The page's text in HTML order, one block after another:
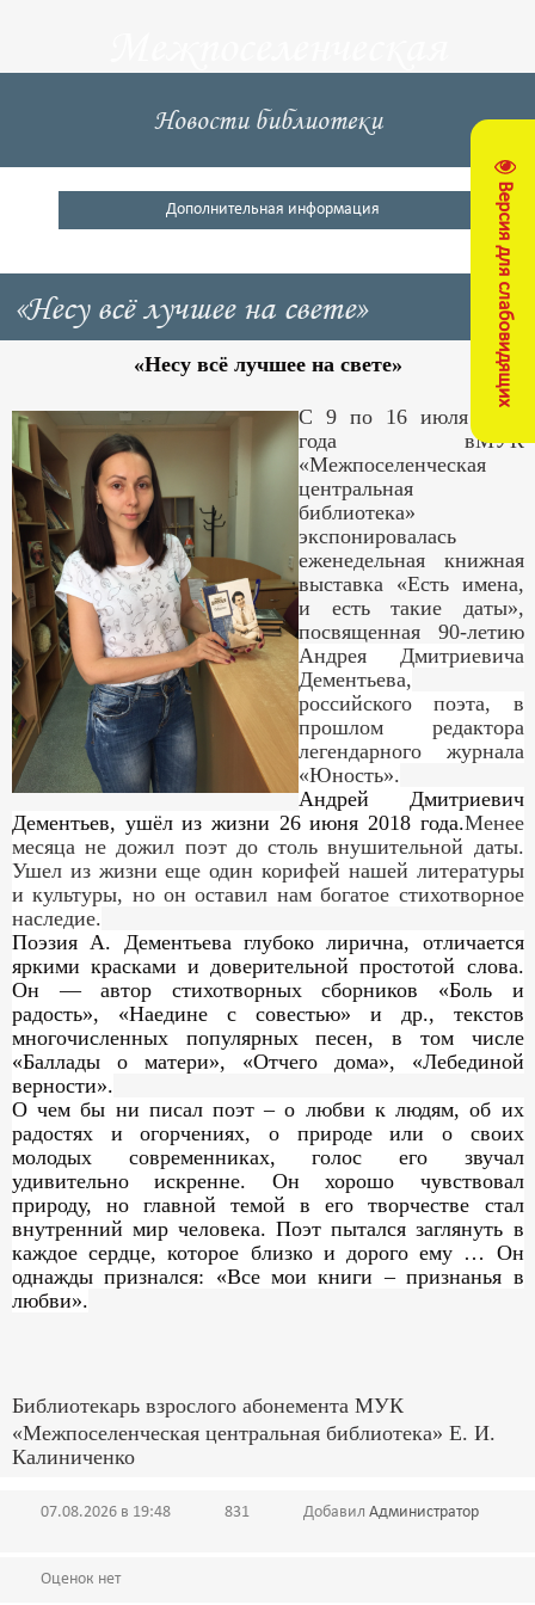
Версия для слабовидящих
центральная
библиотека
Кущевский район
Новости библиотеки
Дополнительная информация
«Несу всё лучшее на свете»
«Несу всё лучшее на свете»
С 9 по 16 июля 2018
года вМУК
«Межпоселенческая
центральная
библиотека»
экспонировалась
еженедельная книжная
выставка «Есть имена,
и есть такие даты»,
посвященная 90-летию
Андрея Дмитриевича
Дементьева,
российского поэта, в
прошлом редактора
легендарного журнала
«Юность».
Андрей Дмитриевич
Дементьев, ушёл из жизни 26 июня 2018 года.Менее
месяца не дожил поэт до столь внушительной даты.
Ушел из жизни еще один корифей нашей литературы
и культуры, но он оставил нам богатое стихотворное
наследие.
Поэзия А. Дементьева глубоко лирична, отличается
яркими красками и доверительной простотой слова.
Он — автор стихотворных сборников «Боль и
радость», «Наедине с совестью» и др., текстов
многочисленных популярных песен, в том числе
«Баллады о матери», «Отчего дома», «Лебединой
верности».
О чем бы ни писал поэт – о любви к людям, об их
радостях и огорчениях, о природе или о своих
молодых современниках, голос его звучал
удивительно искренне. Он хорошо чувствовал
природу, но главной темой в его творчестве стал
внутренний мир человека. Поэт пытался заглянуть в
каждое сердце, которое близко и дорого ему … Он
однажды признался: «Все мои книги – признанья в
любви».
Библиотекарь взрослого абонемента МУК
«Межпоселенческая центральная библиотека» Е. И.
Калиниченко
07.08.2026 в 19:48 831 Добавил Администратор
Оценок нет